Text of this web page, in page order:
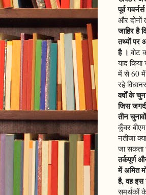
पूर्व
और दोनों
जाहिर है
तथ्यों पर
है । वोट
याद
में से 60 में
रहे
वर्षों के
जिस
तीन
कुँवर
नतीजा
जा
तर्कपूर्ण
में अमित
है, वह इस
समर्थकों